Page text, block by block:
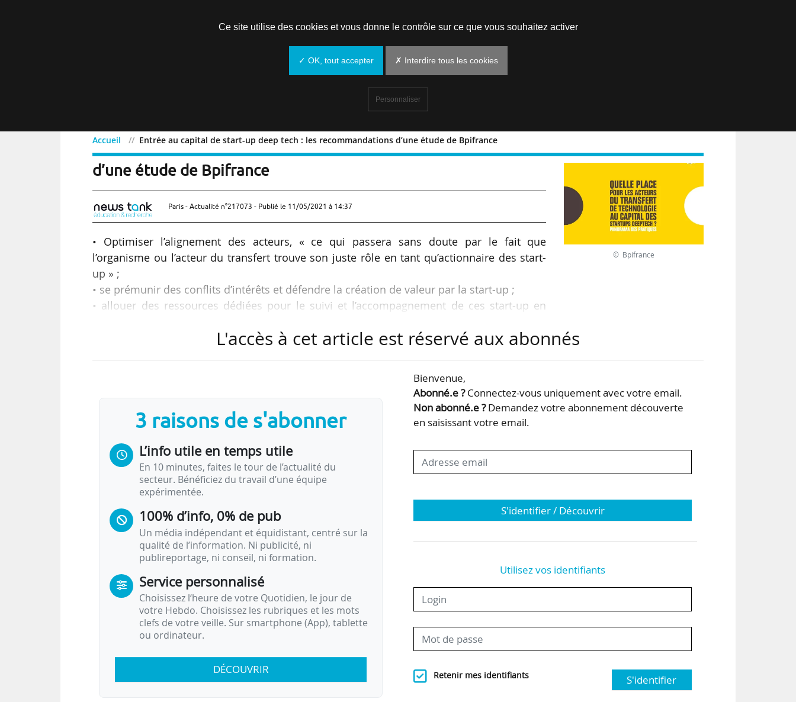
Accueil Entrée au capital de start-up deep tech : les recommandations d’une étude de Bpifrance
Entrée au capital de start-up deep tech : les recommandations
d’une étude de Bpifrance
Paris - Actualité n°217073 - Publié le 11/05/2021 à 14:37
• Optimiser l’alignement des acteurs, « ce qui passera sans doute par le fait que
l’organisme ou l’acteur du transfert trouve son juste rôle en tant qu’actionnaire des start-
up » ;
• se prémunir des conflits d’intérêts et défendre la création de valeur par la start-up ;
• allouer des ressources dédiées pour le suivi et l’accompagnement de ces start-up en
• et accroître les échanges entre les acteurs du transfert de technologies et les fonds
Telles sont les quatre recommandations de Sonia Falourd, responsable du pôle
optimisation et transfert à la direction deep tech de Bpifrance, issues de son étude sur la
place des acteurs du transfert de technologie au capital des start-up…
© Bpifrance
L'accès à cet article est réservé aux abonnés
3 raisons de s'abonner
L’info utile en temps utile
En 10 minutes, faites le tour de l’actualité du
secteur. Bénéficiez du travail d’une équipe
expérimentée.
100% d’info, 0% de pub
Un média indépendant et équidistant, centré sur la
qualité de l’information. Ni publicité, ni
publireportage, ni conseil, ni formation.
Service personnalisé
Choisissez l‘heure de votre Quotidien, le jour de
votre Hebdo. Choisissez les rubriques et les mots
clefs de votre veille. Sur smartphone (App), tablette
ou ordinateur.
DÉCOUVRIR
Bienvenue,
Abonné.e ?Connectez-vous uniquement avec votre email.
Non abonné.e ?Demandez votre abonnement découverte
en saisissant votre email.
S'identifier / Découvrir
Utilisez vos identifiants
Retenir mes identifiants S'identifier
Ce site utilise des cookies et vous donne le contrôle sur ce que vous souhaitez activer
✓ OK, tout accepter ✗ Interdire tous les cookies
Personnaliser